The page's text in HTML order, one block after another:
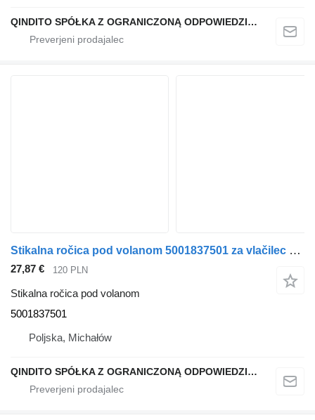
QINDITO SPÓŁKA Z OGRANICZONĄ ODPOWIEDZIALNOŚCIĄ
Stikalna ročica pod volanom 5001837501 za vlačilec Renault MAGNUM MIDLUM PREMIUM
27,87 € 120 PLN
Stikalna ročica pod volanom
5001837501
Poljska, Michałów
QINDITO SPÓŁKA Z OGRANICZONĄ ODPOWIEDZIALNOŚCIĄ